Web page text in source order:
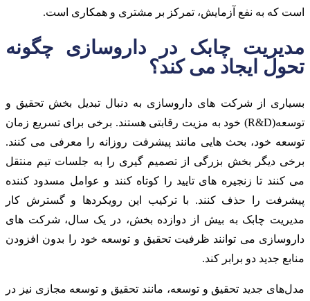
است که به نفع آزمایش، تمرکز بر مشتری و همکاری است.
مدیریت چابک در داروسازی چگونه
تحول ایجاد می کند؟
بسیاری از شرکت های داروسازی به دنبال تبدیل بخش تحقیق و
توسعه(R&D) خود به مزیت رقابتی هستند. برخی برای تسریع زمان
توسعه خود، بحث هایی مانند پیشرفت روزانه را معرفی می کنند.
برخی دیگر بخش بزرگی از تصمیم گیری را به جلسات تیم منتقل
می کنند تا زنجیره های تایید را کوتاه کنند و عوامل مسدود کننده
پیشرفت را حذف کنند. با ترکیب این رویکردها و گسترش کار
مدیریت چابک به بیش از دوازده بخش، در یک سال، شرکت های
داروسازی می توانند ظرفیت تحقیق و توسعه خود را بدون افزودن
منابع جدید دو برابر کند.
مدل‌های جدید تحقیق و توسعه، مانند تحقیق و توسعه مجازی نیز در